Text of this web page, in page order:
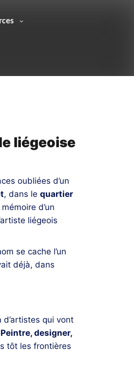
liégeoise
oubliées d’un
, dans le quartier
d’un
liégeois
se cache l’un
déjà, dans
qui vont
Peintre, designer,
tôt les frontières